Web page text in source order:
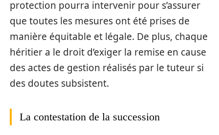
protection pourra intervenir pour s’assurer
que toutes les mesures ont été prises de
manière équitable et légale. De plus, chaque
héritier a le droit d’exiger la remise en cause
des actes de gestion réalisés par le tuteur si
des doutes subsistent.
La contestation de la succession